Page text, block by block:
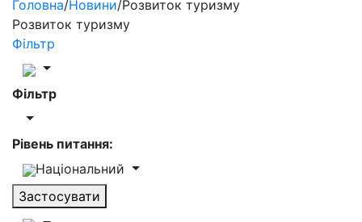
Головна/Новини/Розвиток туризму
Розвиток туризму
Фільтр
Фільтр
Рівень питання:
Національний
Застосувати